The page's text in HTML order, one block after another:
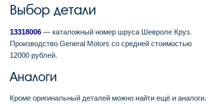
Выбор детали
13318006 — каталожный номер шруса Шевроле Круз.
Производство General Motors со средней стоимостью
12000 рублей.
Аналоги
Кроме оригинальный деталей можно найти ещё и аналоги.